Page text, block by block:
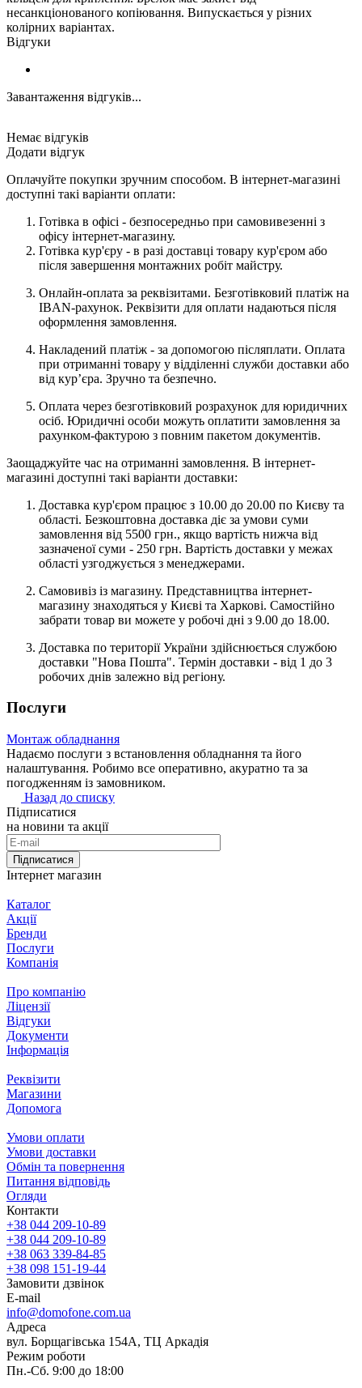
несанкціонованого копіювання. Випускається у різних
колірних варіантах.
Відгуки
Завантаження відгуків...
Немає відгуків
Додати відгук
Оплачуйте покупки зручним способом. В інтернет-магазині
доступні такі варіанти оплати:
Готівка в офісі - безпосередньо при самовивезенні з
офісу інтернет-магазину.
Готівка кур'єру - в разі доставці товару кур'єром або
після завершення монтажних робіт майстру.
Онлайн-оплата за реквізитами. Безготівковий платіж на
IBAN-рахунок. Реквізити для оплати надаються після
оформлення замовлення.
Накладений платіж - за допомогою післяплати. Оплата
при отриманні товару у відділенні служби доставки або
від кур’єра. Зручно та безпечно.
Оплата через безготівковий розрахунок для юридичних
осіб. Юридичні особи можуть оплатити замовлення за
рахунком-фактурою з повним пакетом документів.
Заощаджуйте час на отриманні замовлення. В інтернет-
магазині доступні такі варіанти доставки:
Доставка кур'єром працює з 10.00 до 20.00 по Києву та
області. Безкоштовна доставка діє за умови суми
замовлення від 5500 грн., якщо вартість нижча від
зазначеної суми - 250 грн. Вартість доставки у межах
області узгоджується з менеджерами.
Самовивіз із магазину. Представництва інтернет-
магазину знаходяться у Києві та Харкові. Самостійно
забрати товар ви можете у робочі дні з 9.00 до 18.00.
Доставка по території України здійснюється службою
доставки "Нова Пошта". Термін доставки - від 1 до 3
робочих днів залежно від регіону.
Послуги
Монтаж обладнання
Надаємо послуги з встановлення обладнання та його
налаштування. Робимо все оперативно, акуратно та за
погодженням із замовником.
Назад до списку
Підписатися
на новини та акції
Підписатися
Інтернет магазин
Каталог
Акції
Бренди
Послуги
Компанія
Про компанію
Ліцензії
Відгуки
Документи
Інформація
Реквізити
Магазини
Допомога
Умови оплати
Умови доставки
Обмін та повернення
Питання відповідь
Огляди
Контакти
+38 044 209-10-89
+38 044 209-10-89
+38 063 339-84-85
+38 098 151-19-44
Замовити дзвінок
E-mail
info@domofone.com.ua
Адреса
вул. Борщагівська 154А, ТЦ Аркадія
Режим роботи
Пн.-Сб. 9:00 до 18:00